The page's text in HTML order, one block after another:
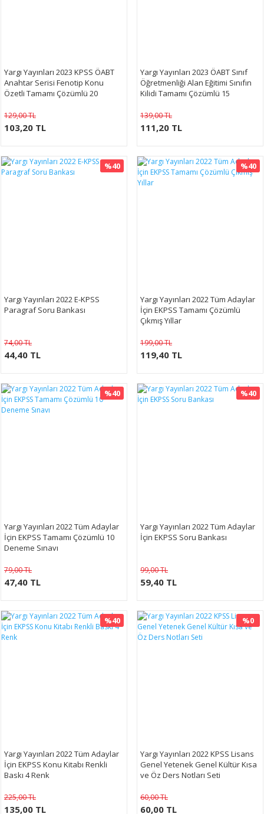
Yargı Yayınları 2023 KPSS ÖABT
Anahtar Serisi Fenotip Konu
Özetli Tamamı Çözümlü 20
129,00 TL
103,20 TL
Yargı Yayınları 2023 ÖABT Sınıf
Öğretmenliği Alan Eğitimi Sınıfın
Kilidi Tamamı Çözümlü 15
139,00 TL
111,20 TL
%40
Yargı Yayınları 2022 E-KPSS
Paragraf Soru Bankası
74,00 TL
44,40 TL
%40
Yargı Yayınları 2022 Tüm Adaylar
İçin EKPSS Tamamı Çözümlü
Çıkmış Yıllar
199,00 TL
119,40 TL
%40
Yargı Yayınları 2022 Tüm Adaylar
İçin EKPSS Tamamı Çözümlü 10
Deneme Sınavı
79,00 TL
47,40 TL
%40
Yargı Yayınları 2022 Tüm Adaylar
İçin EKPSS Soru Bankası
99,00 TL
59,40 TL
%40
Yargı Yayınları 2022 Tüm Adaylar
İçin EKPSS Konu Kitabı Renkli
Baskı 4 Renk
225,00 TL
135,00 TL
%0
Yargı Yayınları 2022 KPSS Lisans
Genel Yetenek Genel Kültür Kısa
ve Öz Ders Notları Seti
60,00 TL
60,00 TL